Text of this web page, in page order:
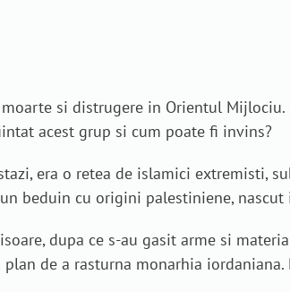
si distrugere in Orientul
acest grup si cum poate fi invins?
era o retea de islamici extremisti,
beduin cu origini palestiniene,
dupa ce s-au gasit arme si
de a rasturna monarhia